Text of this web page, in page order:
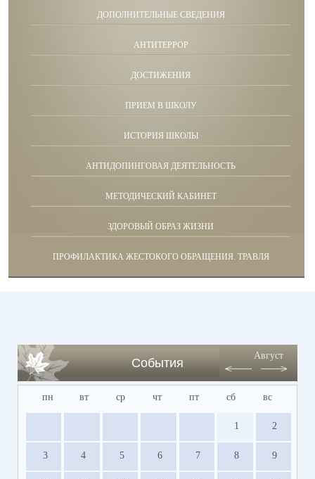
ДОПОЛНИТЕЛЬНЫЕ СВЕДЕНИЯ
АНТИТЕРРОР
ДОСТИЖЕНИЯ
ПРИЕМ В ШКОЛУ
ИСТОРИЯ ШКОЛЫ
АНТИДОПИНГОВАЯ ДЕЯТЕЛЬНОСТЬ
МЕТОДИЧЕСКИЙ КАБИНЕТ
ЗДОРОВЫЙ ОБРАЗ ЖИЗНИ
ПРОФИЛАКТИКА ЖЕСТОКОГО ОБРАЩЕНИЯ. ТРАВЛЯ
События
Август
пн вт ср чт пт сб вс
1 2
3 4 5 6 7 8 9